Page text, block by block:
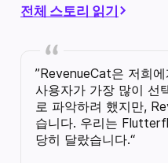
전체 스토리 읽기
RevenueCat은 저희
사용자가 가장 많이 선
로 파악하려 했지만,
습니다. 우리는
당히 달랐습니다.